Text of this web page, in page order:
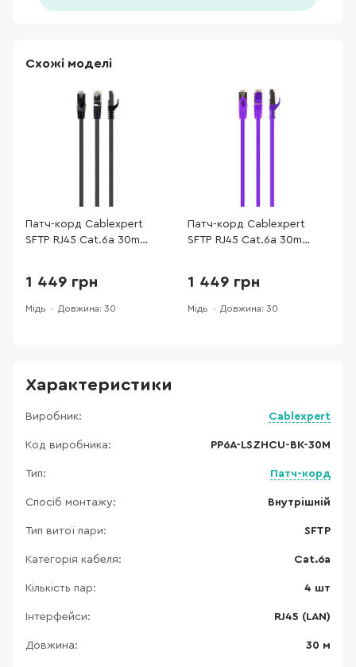
Схожі моделі
Патч-корд Cablexpert
SFTP RJ45 Cat.6a 30m
1 449 грн
Мідь Довжина: 30
Патч-корд Cablexpert
SFTP RJ45 Cat.6a 30m
1 449 грн
Мідь Довжина: 30
Характеристики
Виробник: Cablexpert
Код виробника: PP6A-LSZHCU-BK-30M
Тип: Патч-корд
Спосіб монтажу: Внутрішній
Тип витої пари: SFTP
Категорія кабеля: Cat.6a
Кількість пар: 4 шт
Інтерфейси: RJ45 (LAN)
Довжина: 30 м